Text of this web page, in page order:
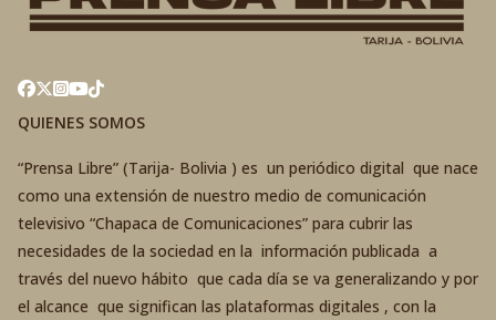
QUIENES SOMOS
“Prensa Libre” (Tarija- Bolivia ) es un periódico digital que nace
como una extensión de nuestro medio de comunicación
televisivo “Chapaca de Comunicaciones” para cubrir las
necesidades de la sociedad en la información publicada a
través del nuevo hábito que cada día se va generalizando y por
el alcance que significan las plataformas digitales , con la